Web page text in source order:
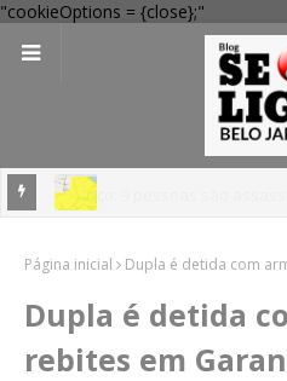
"cookieOptions = {close};"
alerta amarelo de vendaval
Página inicial Dupla é detida com
Dupla é detida
rebites em